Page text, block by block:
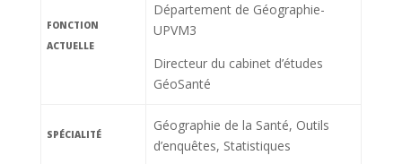
FONCTION
ACTUELLE
Département de Géographie-
UPVM3
Directeur du cabinet d’études
GéoSanté
SPÉCIALITÉ
Géographie de la Santé, Outils
d’enquêtes, Statistiques